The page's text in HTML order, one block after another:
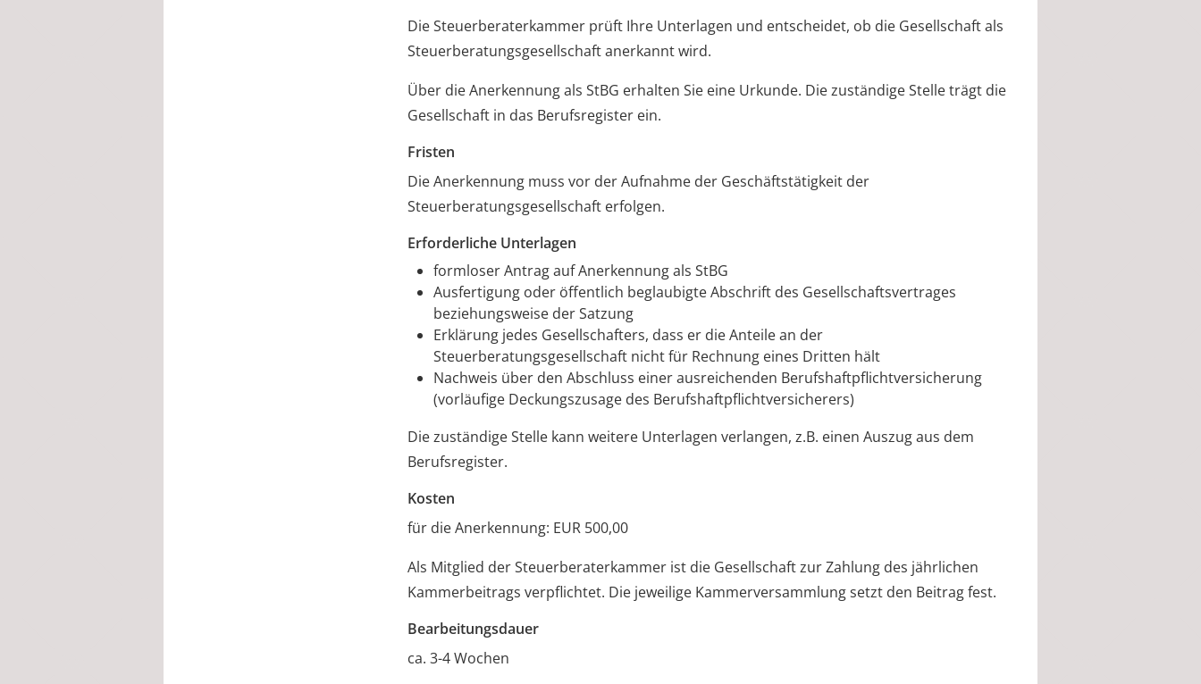
Die Steuerberaterkammer prüft Ihre Unterlagen und entscheidet, ob die Gesellschaft als
Steuerberatungsgesellschaft anerkannt wird.
Über die Anerkennung als StBG erhalten Sie eine Urkunde. Die zuständige Stelle trägt die
Gesellschaft in das Berufsregister ein.
Fristen
Die Anerkennung muss vor der Aufnahme der Geschäftstätigkeit der
Steuerberatungsgesellschaft erfolgen.
Erforderliche Unterlagen
formloser Antrag auf Anerkennung als StBG
Ausfertigung oder öffentlich beglaubigte Abschrift des Gesellschaftsvertrages
beziehungsweise der Satzung
Erklärung jedes Gesellschafters, dass er die Anteile an der
Steuerberatungsgesellschaft nicht für Rechnung eines Dritten hält
Nachweis über den Abschluss einer ausreichenden Berufshaftpflichtversicherung
(vorläufige Deckungszusage des Berufshaftpflichtversicherers)
Die zuständige Stelle kann weitere Unterlagen verlangen, z.B. einen Auszug aus dem
Berufsregister.
Kosten
für die Anerkennung: EUR 500,00
Als Mitglied der Steuerberaterkammer ist die Gesellschaft zur Zahlung des jährlichen
Kammerbeitrags verpflichtet. Die jeweilige Kammerversammlung setzt den Beitrag fest.
Bearbeitungsdauer
ca. 3-4 Wochen